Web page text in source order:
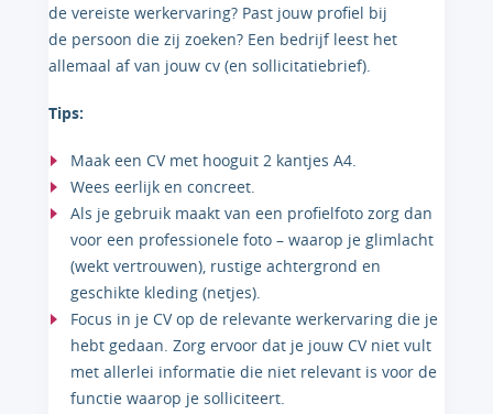
de vereiste werkervaring? Past jouw profiel bij
de persoon die zij zoeken? Een bedrijf leest het
allemaal af van jouw cv (en sollicitatiebrief).
Tips:
Maak een CV met hooguit 2 kantjes A4.
Wees eerlijk en concreet.
Als je gebruik maakt van een profielfoto zorg dan
voor een professionele foto – waarop je glimlacht
(wekt vertrouwen), rustige achtergrond en
geschikte kleding (netjes).
Focus in je CV op de relevante werkervaring die je
hebt gedaan. Zorg ervoor dat je jouw CV niet vult
met allerlei informatie die niet relevant is voor de
functie waarop je solliciteert.